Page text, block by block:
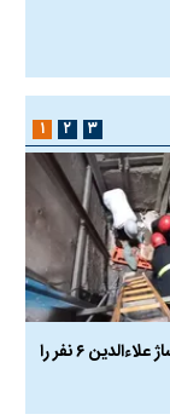
حادثه هولناک در پاساژ علاءالدین ۶ نفر را
۱ ۲ ۳